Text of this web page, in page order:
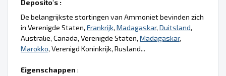
Deposito's :
De belangrijkste stortingen van Ammoniet bevinden zich
in Verenigde Staten, Frankrijk, Madagaskar, Duitsland,
Australië, Canada, Verenigde Staten, Madagaskar,
Marokko, Verenigd Koninkrijk, Rusland...
Eigenschappen :